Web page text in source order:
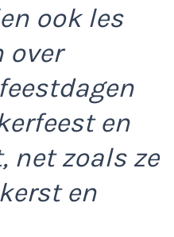
ook les
over
en
net zoals ze
en